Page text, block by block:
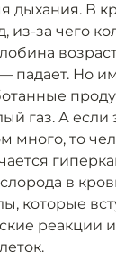
дыхания. В
из-за чего
падает. Но
газ. А если
много, то
в
которые
реакции